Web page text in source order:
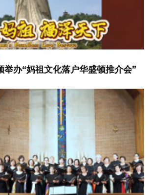
举办“妈祖文化落户华盛顿推介会”